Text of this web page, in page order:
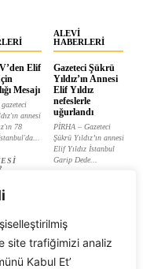
site trafiğimizi analiz
Kabul Et’
Elif
Mesajı
annesi
78
ALEVI
HABERLERI
Gazeteci Şükrü
Yıldız’ın Annesi
Elif Yıldız
nefeslerle
uğurlandı
PİRHA – Gazeteci
Şükrü Yıldız’ın annesi
Elif Yıldız İstanbul
Garip Dede...